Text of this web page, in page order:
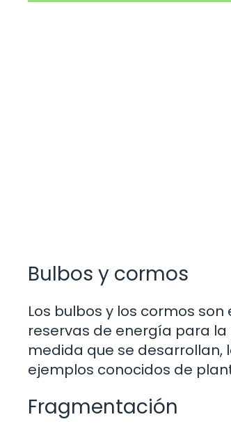
Bulbos y cormos
Los bulbos y los cormos
reservas de energía para
medida que se desarrollan,
ejemplos conocidos de
Fragmentación